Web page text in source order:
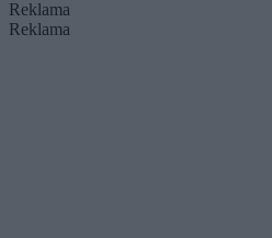
Reklama
Reklama